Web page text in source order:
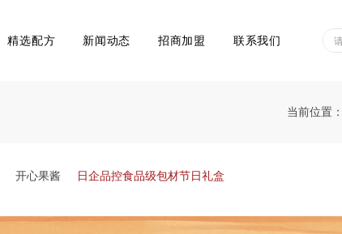
精选配方 新闻动态 招商加盟 联系我们
当前位置
开心果酱 日企品控食品级包材节日礼盒